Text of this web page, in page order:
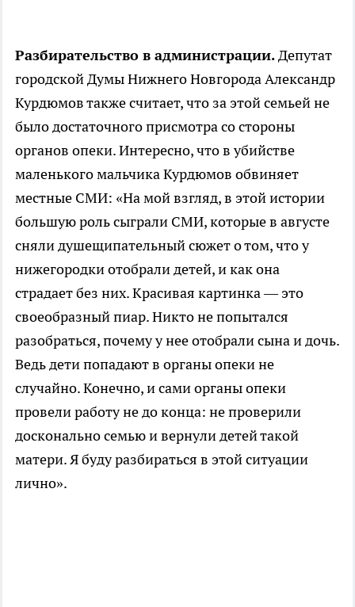
Разбирательство в администрации.Депутат
городской Думы Нижнего Новгорода Александр
Курдюмов также считает, что за этой семьей не
было достаточного присмотра со стороны
органов опеки. Интересно, что в убийстве
маленького мальчика Курдюмов обвиняет
местные СМИ: «На мой взгляд, в этой истории
большую роль сыграли СМИ, которые в августе
сняли душещипательный сюжет о том, что у
нижегородки отобрали детей, и как она
страдает без них. Красивая картинка — это
своеобразный пиар. Никто не попытался
разобраться, почему у нее отобрали сына и дочь.
Ведь дети попадают в органы опеки не
случайно. Конечно, и сами органы опеки
провели работу не до конца: не проверили
досконально семью и вернули детей такой
матери. Я буду разбираться в этой ситуации
лично».